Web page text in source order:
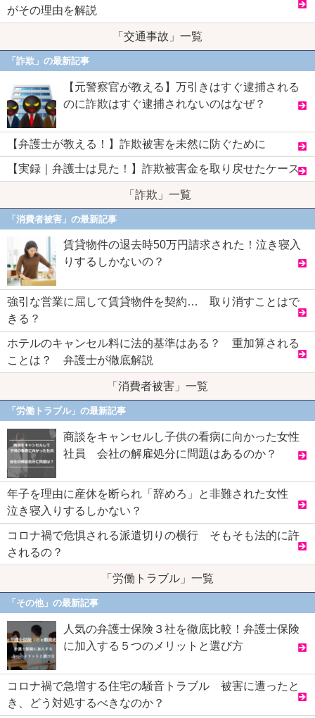
がその理由を解説
「交通事故」一覧
「詐欺」の最新記事
【元警察官が教える】万引きはすぐ逮捕される
のに詐欺はすぐ逮捕されないのはなぜ？
【弁護士が教える！】詐欺被害を未然に防ぐために
【実録｜弁護士は見た！】詐欺被害金を取り戻せたケース
「詐欺」一覧
「消費者被害」の最新記事
賃貸物件の退去時50万円請求された！泣き寝入
りするしかないの？
強引な営業に屈して賃貸物件を契約… 取り消すことはで
きる？
ホテルのキャンセル料に法的基準はある？ 重加算される
ことは？ 弁護士が徹底解説
「消費者被害」一覧
「労働トラブル」の最新記事
商談をキャンセルし子供の看病に向かった女性
社員 会社の解雇処分に問題はあるのか？
年子を理由に産休を断られ「辞めろ」と非難された女性
泣き寝入りするしかない？
コロナ禍で危惧される派遣切りの横行 そもそも法的に許
されるの？
「労働トラブル」一覧
「その他」の最新記事
人気の弁護士保険３社を徹底比較！弁護士保険
に加入する５つのメリットと選び方
コロナ禍で急増する住宅の騒音トラブル 被害に遭ったと
き、どう対処するべきなのか？